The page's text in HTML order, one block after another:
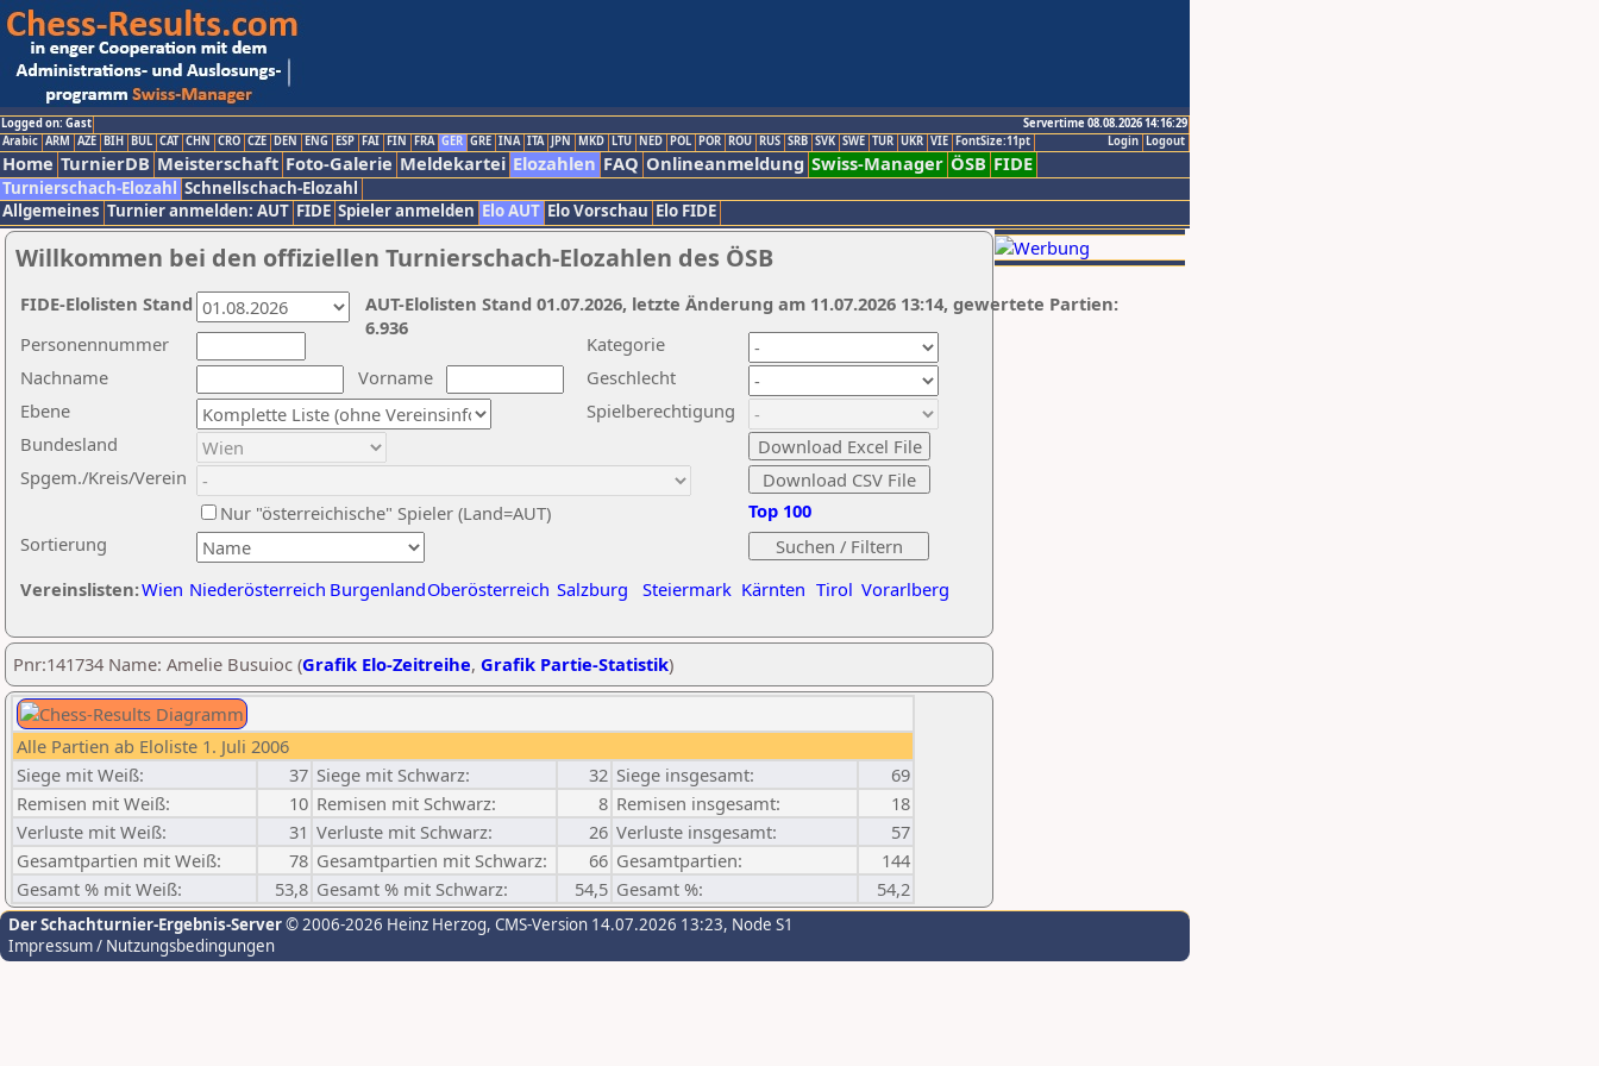
Logged on: Gast
Servertime 08.08.2026 14:16:29
Logout
Login
Arabic ARM AZE BIH BUL CAT CHN CRO CZE DEN ENG ESP FAI FIN FRA GER GRE INA ITA JPN MKD LTU NED POL POR ROU RUS SRB SVK SWE TUR UKR VIE FontSize:11pt
Home TurnierDB Meisterschaft Foto-Galerie Meldekartei Elozahlen FAQ Onlineanmeldung Swiss-Manager ÖSB FIDE
Turnierschach-Elozahl Schnellschach-Elozahl
Allgemeines Turnier anmelden: AUT FIDE Spieler anmelden Elo AUT Elo Vorschau Elo FIDE
Willkommen bei den offiziellen Turnierschach-Elozahlen des ÖSB
Nachname
Vorname
Ebene
Kategorie
Sortierung
Personennummer
Bundesland
Spgem./Kreis/Verein
Geschlecht
Nur "österreichische" Spieler (Land=AUT)
Spielberechtigung
Vereinslisten:Wien Niederösterreich BurgenlandOberösterreich Salzburg Steiermark Kärnten Tirol Vorarlberg
Top 100
AUT-Elolisten Stand 01.07.2026, letzte Änderung am 11.07.2026 13:14, gewertete Partien:
6.936
FIDE-Elolisten Stand
Pnr:141734 Name: Amelie Busuioc (Grafik Elo-Zeitreihe, Grafik Partie-Statistik)
Alle Partien ab Eloliste 1. Juli 2006
Siege mit Weiß:
37 Siege mit Schwarz: 32 Siege insgesamt:
69
Remisen mit Weiß:
10 Remisen mit Schwarz: 8 Remisen insgesamt:
18
Verluste mit Weiß:
31 Verluste mit Schwarz: 26 Verluste insgesamt:
57
Gesamtpartien mit Weiß:
78 Gesamtpartien mit Schwarz: 66 Gesamtpartien:
144
Gesamt % mit Weiß:
53,8 Gesamt % mit Schwarz: 54,5 Gesamt %: 54,2
Der Schachturnier-Ergebnis-Server© 2006-2026 Heinz Herzog, CMS-Version 14.07.2026 13:23, Node S1
Impressum / Nutzungsbedingungen